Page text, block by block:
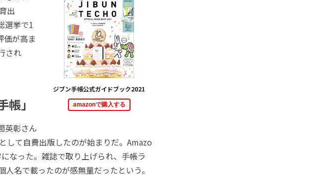
ジブン手帳公式ガイドブック2021
amazonで購入する
出
選挙で1
価が高ま
され
」
英彰さん
して自費出版したのが始まりだ。Amazo
なった。雑誌で取り上げられ、手帳ラ
名で載ったのが感無量だったという。